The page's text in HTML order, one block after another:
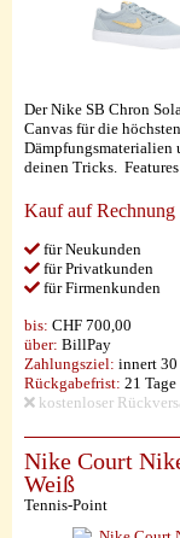
Der Nike SB Chron
Canvas für die
deinen Tricks.
Kauf auf Rechnung
für Neukunden
für Privatkunden
für Firmenkunden
bis: CHF 700,00
über: BillPay
Zahlungsziel: innert 30
Rückgabefrist: 21 Tage
kostenloser
Nike Court
Weiß
Tennis-Point